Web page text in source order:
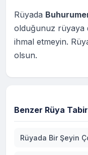
Rüyada
olduğunuz rüyaya
ihmal etmeyin.
olsun.
Benzer Rüya
Rüyada Bir Şeyin